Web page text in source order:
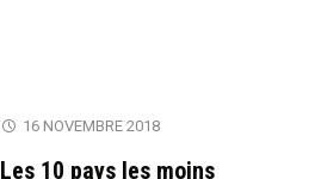
16 NOVEMBRE 2018
Les 10 pays les moins